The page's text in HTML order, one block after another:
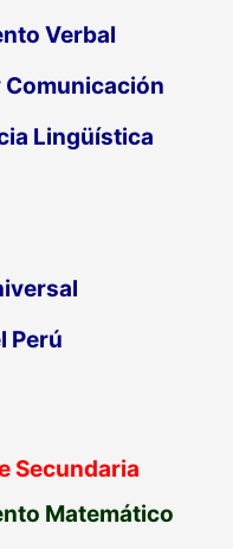
Verbal
Lingüística
Perú
Secundaria
Matemático